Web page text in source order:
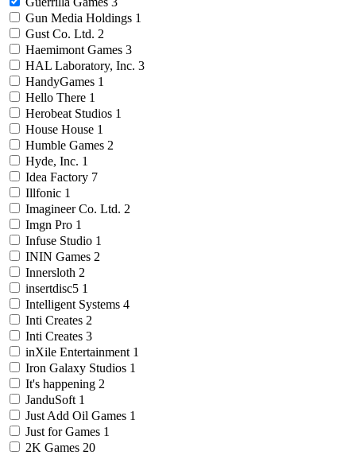
Gun Media Holdings 1
Gust Co. Ltd. 2
Haemimont Games 3
HAL Laboratory, Inc. 3
HandyGames 1
Hello There 1
Herobeat Studios 1
House House 1
Humble Games 2
Hyde, Inc. 1
Idea Factory 7
Illfonic 1
Imagineer Co. Ltd. 2
Imgn Pro 1
Infuse Studio 1
ININ Games 2
Innersloth 2
insertdisc5 1
Intelligent Systems 4
Inti Creates 2
Inti Creates 3
inXile Entertainment 1
Iron Galaxy Studios 1
It's happening 2
JanduSoft 1
Just Add Oil Games 1
Just for Games 1
2K Games 20